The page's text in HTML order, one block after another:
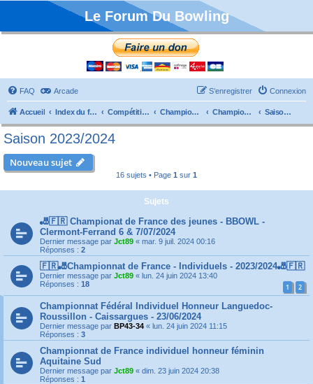
Le Forum Du Bowling
FAQ Arcade Connexion
S’enregistrer
Accueil Index du forum Compétitions Championnats de France Championnat Individuels Saison 2023/2024
Saison 2023/2024
Nouveau sujet
16 sujets • Page 1 sur 1
Sujets
🎳🇫🇷 Championat de France des jeunes - BBOWL -
Clermont-Ferrand 6 & 7/07/2024
Dernier message par Jct89 « mar. 9 juil. 2024 00:16
Réponses : 2
🇫🇷🎳Championnat de France - Individuels - 2023/2024🎳🇫🇷
Dernier message par Jct89 « lun. 24 juin 2024 13:40
Réponses : 18 1 2
Championnat Fédéral Individuel Honneur Languedoc-
Roussillon - Caissargues - 23/06/2024
Dernier message par BP43-34 « lun. 24 juin 2024 11:15
Réponses : 3
Championnat de France individuel honneur féminin
Aquitaine Sud
Dernier message par Jct89 « dim. 23 juin 2024 20:38
Réponses : 1